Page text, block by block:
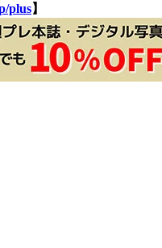
plus】